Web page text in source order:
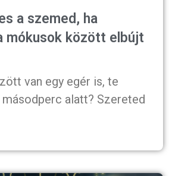
a szemed, ha
mókusok között elbújt
van egy egér is, te
alatt? Szereted